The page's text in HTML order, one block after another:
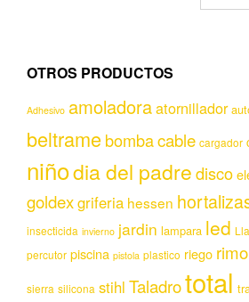
OTROS PRODUCTOS
Adhesivo amoladoraatornillador
beltramebombacable cargador
niñodia del padredisco
goldexgriferia hessen
insecticida invierno jardin lampara led
percutor piscina pistola plastico riego
sierra silicona stihl Taladrototal